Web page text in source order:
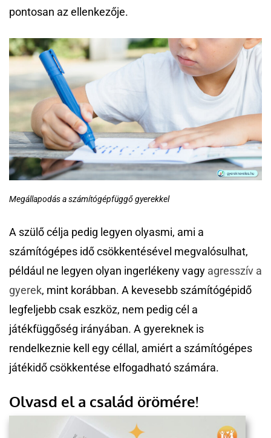
pontosan az ellenkezője.
Megállapodás a számítógépfüggő gyerekkel
A szülő célja pedig legyen olyasmi, ami a
számítógépes idő csökkentésével megvalósulhat,
például ne legyen olyan ingerlékeny vagy agresszív a
gyerek, mint korábban. A kevesebb számítógépidő
legfeljebb csak eszköz, nem pedig cél a
játékfüggőség irányában. A gyereknek is
rendelkeznie kell egy céllal, amiért a számítógépes
játékidő csökkentése elfogadható számára.
Olvasd el a család örömére!